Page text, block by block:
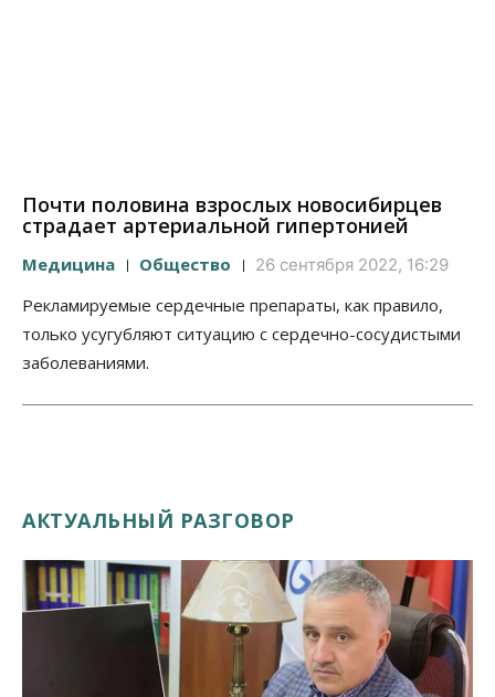
Почти половина взрослых новосибирцев
страдает артериальной гипертонией
Медицина Общество 26 сентября 2022, 16:29
Рекламируемые сердечные препараты, как правило,
только усугубляют ситуацию с сердечно-сосудистыми
заболеваниями.
АКТУАЛЬНЫЙ РАЗГОВОР